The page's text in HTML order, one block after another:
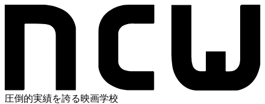
圧倒的実績を誇る映画学校